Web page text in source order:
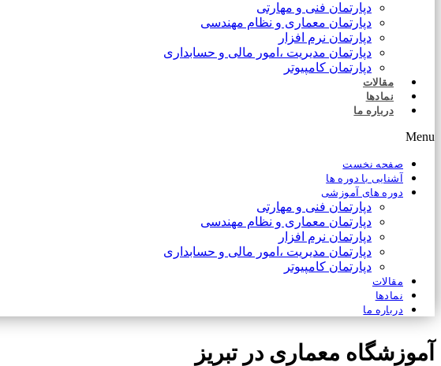
دپارتمان فنی و مهارتی
دپارتمان معماری و نظام مهندسی
دپارتمان نرم افزار
دپارتمان مدیریت ،امور مالی و حسابداری
دپارتمان کامپیوتر
مقالات
نمادها
درباره ما
Menu
صفحه نخست
آشنایی با دوره ها
دوره های آموزشی
دپارتمان فنی و مهارتی
دپارتمان معماری و نظام مهندسی
دپارتمان نرم افزار
دپارتمان مدیریت ،امور مالی و حسابداری
دپارتمان کامپیوتر
مقالات
نمادها
درباره ما
آموزشگاه معماری در تبریز